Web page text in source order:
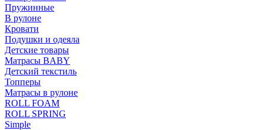
Пружинные
В рулоне
Кровати
Подушки и одеяла
Детские товары
Матрасы BABY
Детский текстиль
Топперы
Матрасы в рулоне
ROLL FOAM
ROLL SPRING
Simple